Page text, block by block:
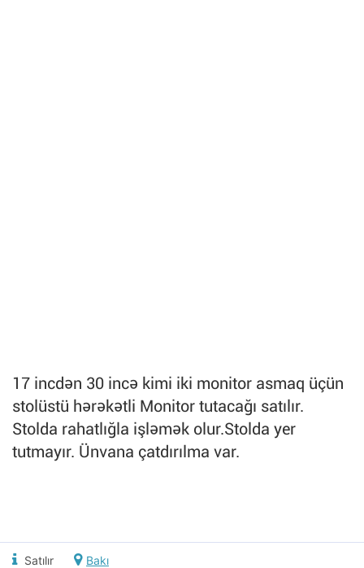
17 incdən 30 incə kimi iki monitor asmaq üçün
stolüstü hərəkətli Monitor tutacağı satılır.
Stolda rahatlığla işləmək olur.Stolda yer
tutmayır. Ünvana çatdırılma var.
Satılır Bakı